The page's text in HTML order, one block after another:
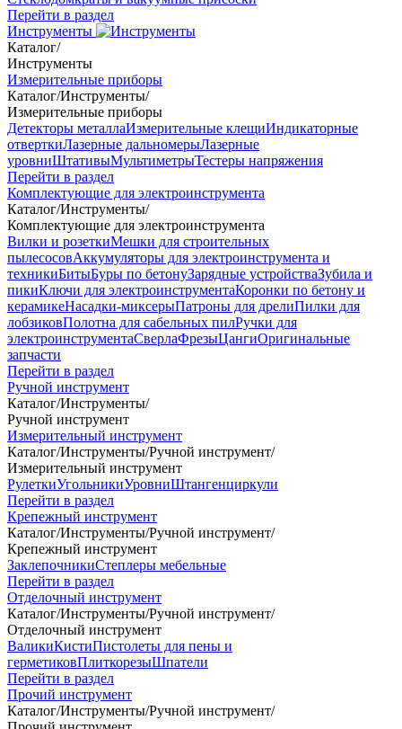
Перейти в раздел
Инструменты
Каталог/
Инструменты
Измерительные приборы
Каталог/Инструменты/
Измерительные приборы
Детекторы металлаИзмерительные клещиИндикаторные
отверткиЛазерные дальномерыЛазерные
уровниШтативыМультиметрыТестеры напряжения
Перейти в раздел
Комплектующие для электроинструмента
Каталог/Инструменты/
Комплектующие для электроинструмента
Вилки и розеткиМешки для строительных
пылесосовАккумуляторы для электроинструмента и
техникиБитыБуры по бетонуЗарядные устройстваЗубила и
пикиКлючи для электроинструментаКоронки по бетону и
керамикеНасадки-миксерыПатроны для дрелиПилки для
лобзиковПолотна для сабельных пилРучки для
электроинструментаСверлаФрезыЦангиОригинальные
запчасти
Перейти в раздел
Ручной инструмент
Каталог/Инструменты/
Ручной инструмент
Измерительный инструмент
Каталог/Инструменты/Ручной инструмент/
Измерительный инструмент
РулеткиУгольникиУровниШтангенциркули
Перейти в раздел
Крепежный инструмент
Каталог/Инструменты/Ручной инструмент/
Крепежный инструмент
ЗаклепочникиСтеплеры мебельные
Перейти в раздел
Отделочный инструмент
Каталог/Инструменты/Ручной инструмент/
Отделочный инструмент
ВаликиКистиПистолеты для пены и
герметиковПлиткорезыШпатели
Перейти в раздел
Прочий инструмент
Каталог/Инструменты/Ручной инструмент/